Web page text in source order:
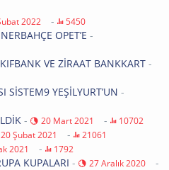
2022 - 5450
OPET’E -
VE ZİRAAT BANKKART -
SİSTEM9 YEŞİLYURT’UN -
- 20 Mart 2021 - 10702
20 Şubat 2021 - 21061
2021 - 1792
KUPALARI - 27 Aralık 2020 -